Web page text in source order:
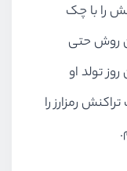
را با چک
روش حتی
تولد او
رمزارز را